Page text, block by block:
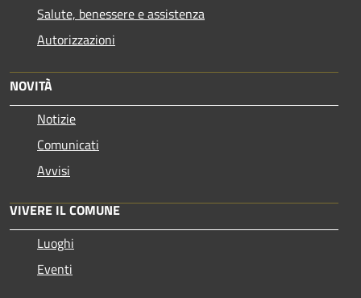
Salute, benessere e assistenza
Autorizzazioni
NOVITÀ
Notizie
Comunicati
Avvisi
VIVERE IL COMUNE
Luoghi
Eventi